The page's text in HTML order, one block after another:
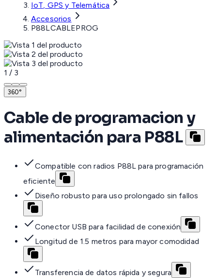
IoT, GPS y Telemática
Accesorios
P88LCABLEPROG
1 / 3
360°
Cable de programacion y
alimentación para P88L
Compatible con radios P88L para programación
eficiente
Diseño robusto para uso prolongado sin fallos
Conector USB para facilidad de conexión
Longitud de 1.5 metros para mayor comodidad
Transferencia de datos rápida y segura